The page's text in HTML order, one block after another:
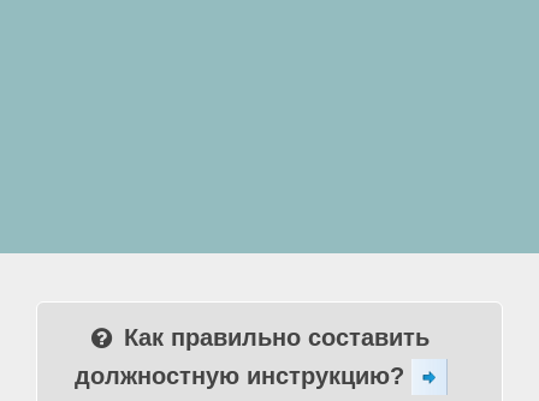
Как правильно составить
должностную инструкцию?